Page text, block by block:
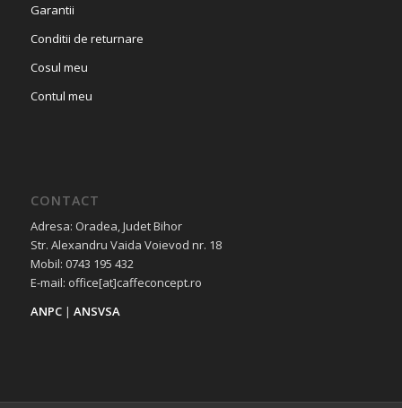
Garantii
Conditii de returnare
Cosul meu
Contul meu
CONTACT
Adresa: Oradea, Judet Bihor
Str. Alexandru Vaida Voievod nr. 18
Mobil: 0743 195 432
E-mail: office[at]caffeconcept.ro
ANPC| ANSVSA